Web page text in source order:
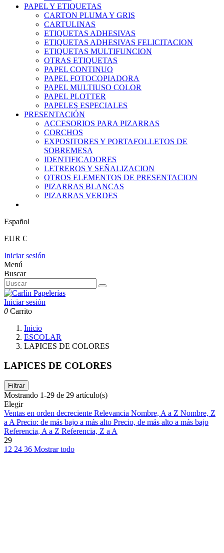
PAPEL Y ETIQUETAS
CARTON PLUMA Y GRIS
CARTULINAS
ETIQUETAS ADHESIVAS
ETIQUETAS ADHESIVAS FELICITACION
ETIQUETAS MULTIFUNCION
OTRAS ETIQUETAS
PAPEL CONTINUO
PAPEL FOTOCOPIADORA
PAPEL MULTIUSO COLOR
PAPEL PLOTTER
PAPELES ESPECIALES
PRESENTACIÓN
ACCESORIOS PARA PIZARRAS
CORCHOS
EXPOSITORES Y PORTAFOLLETOS DE
SOBREMESA
IDENTIFICADORES
LETREROS Y SEÑALIZACION
OTROS ELEMENTOS DE PRESENTACION
PIZARRAS BLANCAS
PIZARRAS VERDES
Español
EUR €
Iniciar sesión
Menú
Buscar
Iniciar sesión
0 Carrito
Inicio
ESCOLAR
LAPICES DE COLORES
LAPICES DE COLORES
Filtrar
Mostrando 1-29 de 29 artículo(s)
Elegir
Ventas en orden decreciente Relevancia Nombre, A a Z Nombre, Z
a APrecio: de más bajo a más alto Precio, de más alto a más bajo
Referencia, A a Z Referencia, Z a A
29
12 24 36 Mostrar todo